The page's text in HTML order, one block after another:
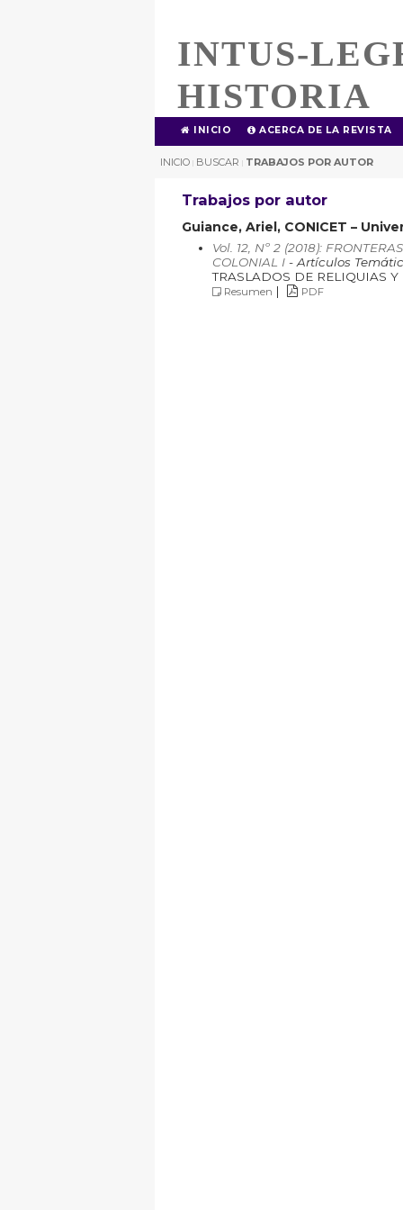
INTUS-
HISTORIA
INICIO ACERCA DE LA REVISTA
INICIO | BUSCAR | TRABAJOS POR AUTOR
Trabajos por autor
Guiance, Ariel, CONICET –
Vol. 12, Nº 2 (2018):
COLONIAL I- Artículos
TRASLADOS DE RELIQUIAS
Resumen | PDF